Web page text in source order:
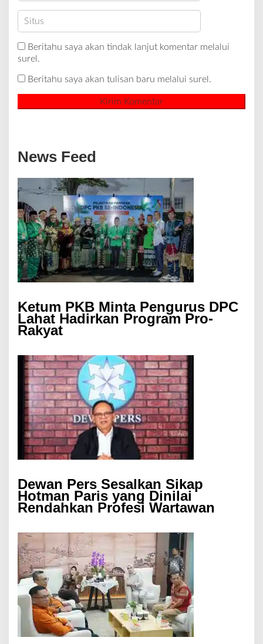
Beritahu saya akan tindak lanjut komentar melalui
surel.
Beritahu saya akan tulisan baru melalui surel.
News Feed
Ketum PKB Minta Pengurus DPC
Lahat Hadirkan Program Pro-
Rakyat
Dewan Pers Sesalkan Sikap
Hotman Paris yang Dinilai
Rendahkan Profesi Wartawan